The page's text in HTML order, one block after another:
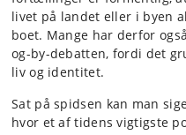
livet på landet eller i byen
boet. Mange har derfor
og-by-debatten, fordi det
liv og identitet.
Sat på spidsen kan man
hvor et af tidens vigtigste